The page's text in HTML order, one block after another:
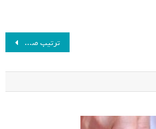
ترتیب صحیح مراحل دوش گرفتن برای محافظت از پوست_فرنگی